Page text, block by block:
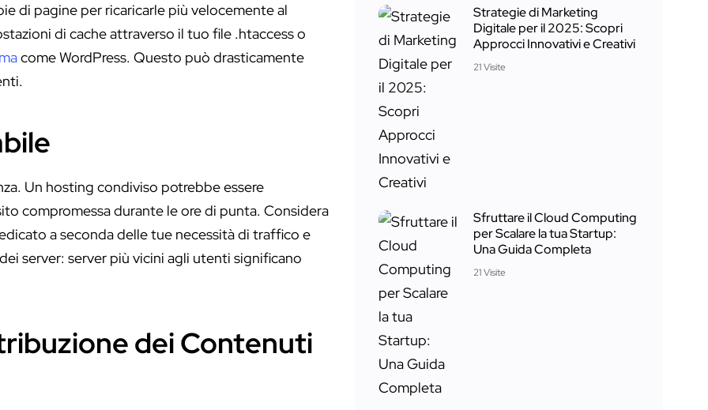
di pagine per ricaricarle più velocemente al
di cache attraverso il tuo file .htaccess o
come WordPress. Questo può drasticamente
Un hosting condiviso potrebbe essere
compromessa durante le ore di punta. Considera
a seconda delle tue necessità di traffico e
server: server più vicini agli utenti significano
dei Contenuti
Strategie di Marketing
Digitale per il 2025: Scopri
Approcci Innovativi e Creativi
21 Visite
Sfruttare il Cloud Computing
per Scalare la tua Startup:
Una Guida Completa
21 Visite